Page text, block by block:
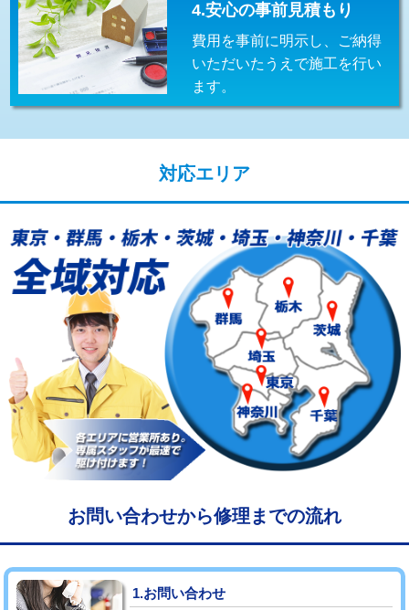
給水管工事※（バンド止め)
給水管工事※（支持金具設置) 5,500円
給水管工事※（保温材使用（バンド止
5,500円
用/3ｍまで)
給水管工事※（塩ビ管（VP・HI）使
用（追加）/3ｍ超え)
+8,800円
給水管工事※（ライニング鋼管・銅
管・ポリ管・HT管使用/3ｍまで)
44,000円
給水管工事※（ライニング鋼管・銅
管・ポリ管・HT管使用/3ｍ超え)
+8,800円
マス交換（土の掘削・埋め戻し作業） 11,000円~
マス交換（深さ50㎝未満） 55,000円
マス交換（深さ50㎝以上） 66,000円
コンクリート斫り（厚さ10㎝まで） 27,500円
コンクリート斫り（厚さ10㎝超え）
4.安心の事前見積もり
費用を事前に明示し、ご納得
いただいたうえで施工を行い
ます。
対応エリア
お問い合わせから修理までの流れ
1.お問い合わせ